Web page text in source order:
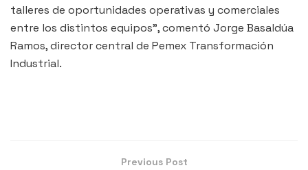
talleres de oportunidades operativas y comerciales
entre los distintos equipos”, comentó Jorge Basaldúa
Ramos, director central de Pemex Transformación
Industrial.
Previous Post